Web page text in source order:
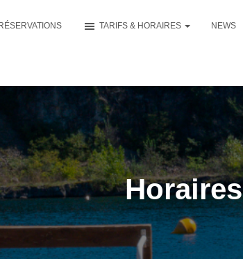
RÉSERVATIONS TARIFS & HORAIRES NEWS
Horaires